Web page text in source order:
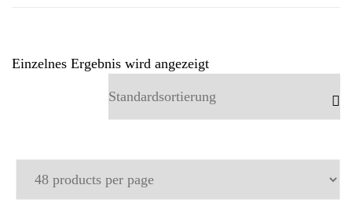
Einzelnes Ergebnis wird angezeigt